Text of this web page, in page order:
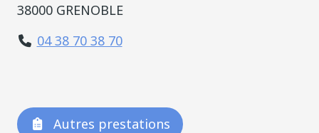
38000 GRENOBLE
04 38 70 38 70
Autres prestations